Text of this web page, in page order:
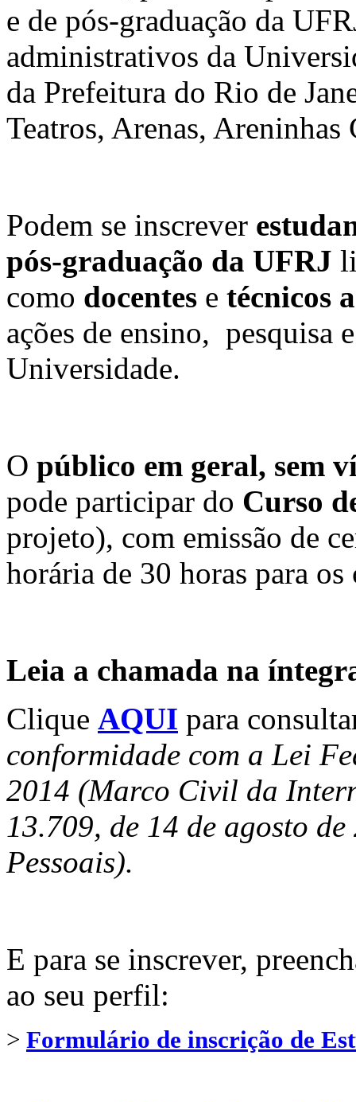
e de pós-graduação da
administrativos da
da Prefeitura do Rio de
Teatros, Arenas,
Podem se inscrever
pós-graduação da UFRJ
como docentes e técnicos
ações de ensino, pesquisa
Universidade.
O público em geral, sem
pode participar do Curso
projeto), com emissão de
horária de 30 horas para
Leia a chamada na
Clique AQUI para
conformidade com a Lei
2014 (Marco Civil da
13.709, de 14 de agosto
Pessoais).
E para se inscrever,
ao seu perfil:
> Formulário de inscrição de